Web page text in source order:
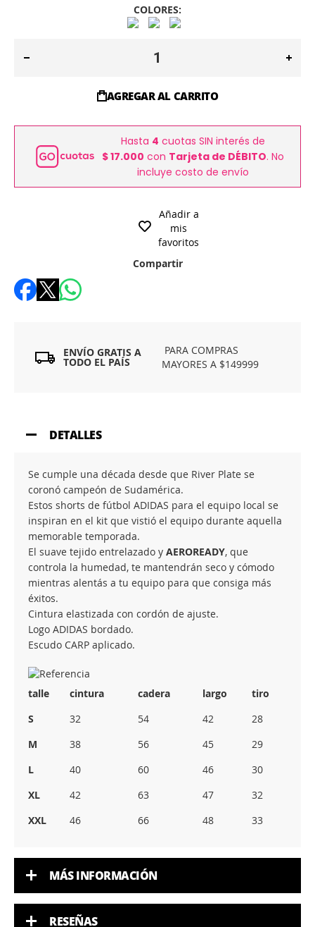
COLORES:
AGREGAR AL CARRITO
Hasta 4 cuotas SIN interés de
$ 17.000 con Tarjeta de DÉBITO. No
incluye costo de envío
Añadir a
mis
favoritos
Compartir
ENVÍO GRATIS A
TODO EL PAÍS
PARA COMPRAS
MAYORES A $149999
DETALLES
Se cumple una década desde que River Plate se
coronó campeón de Sudamérica.
Estos shorts de fútbol ADIDAS para el equipo local se
inspiran en el kit que vistió el equipo durante aquella
memorable temporada.
El suave tejido entrelazado y AEROREADY, que
controla la humedad, te mantendrán seco y cómodo
mientras alentás a tu equipo para que consiga más
éxitos.
Cintura elastizada con cordón de ajuste.
Logo ADIDAS bordado.
Escudo CARP aplicado.
talle cintura cadera largo
tiro
S
32 54 42
28
M
38 56 45
29
L
40 60 46
30
XL
42 63 47
32
XXL
46 66 48 33
MÁS INFORMACIÓN
RESEÑAS